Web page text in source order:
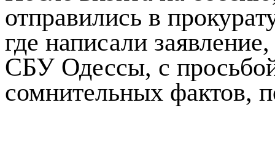
отправились в
где написали
СБУ Одессы, с
сомнительных фактов,